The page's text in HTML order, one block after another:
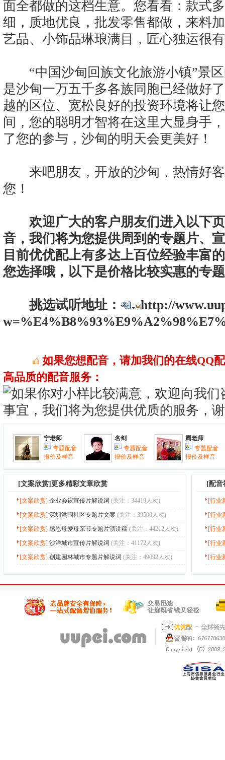
面全都做的这档生意。您看看：款式
细，质地优良，批发零售都做，来料
艺品、小饰品琳琅满目，匠心独运很
“中国沙甸回族文化旅游小镇”景区
是沙甸一万五千多各族同胞已经做好
越的区位、宽松良好的投资环境将让
间，您的聪明才智将在这里大显身手
了您的参与，沙甸的明天会更美好！
来吧朋友，开放的沙甸，热情好客
您！
欢迎广大的客户朋友们进入以下
音，我们将为您提供周到的专题片、
目前优优配上有多达上百位经验丰富
您选择哦，以下是价格比较实惠的专
挑选试听地址：
http://
如果您想配音，请加我们的在线QQ
高品质的配音服务：
宁老师
专题配音
报价及样音
名剑
专题配音
报价及样音
周老师
专题配音
报价及样音
[文案欣赏]更多精彩文章欣赏
[文案欣赏] 企业会议宣传片解说词 (关注：34419人次)
[文案欣赏] 深圳洪围社区专题片文案 (关注：39500人次)
[文案欣赏] 感恩母爱母亲节专题片演讲稿 (关注：44212人次)
[文案欣赏] 沙洋城市宣传片解说词 (关注：41172人次)
[文案欣赏] 创建园林城市专题片解说词 (关注：49092人次)
[配音
[行业
[行业
[行业
[行业
[行业